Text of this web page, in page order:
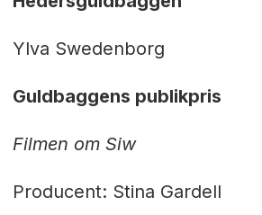
Ylva Swedenborg
Guldbaggens publikpris
Filmen om Siw
Producent: Stina Gardell